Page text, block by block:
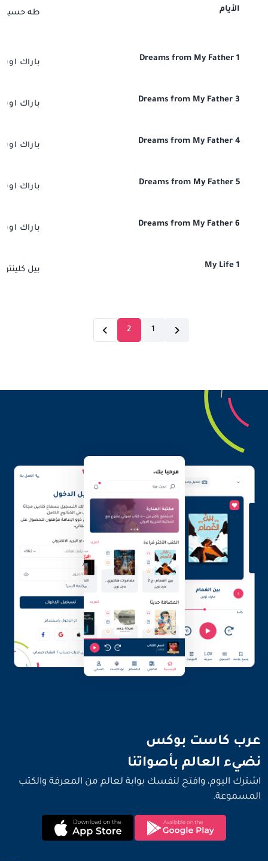
الأيام طه حسين
Dreams from My Father 1 باراك
Dreams from My Father 3 باراك
Dreams from My Father 4 باراك
Dreams from My Father 5 باراك
Dreams from My Father 6 باراك
My Life 1 بيل
1
current page number
2
عرب كاست بوكس
نضيء العالم بأصواتنا
اشترك اليوم، وافتح لنفسك بوابة لعالم من المعرفة والكتب
المسموعة.